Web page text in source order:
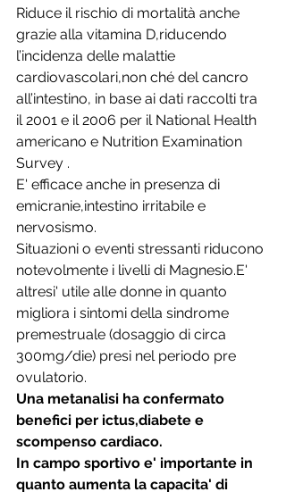
Riduce il rischio di mortalità anche
grazie alla vitamina D,riducendo
l’incidenza delle malattie
cardiovascolari,non ché del cancro
all’intestino, in base ai dati raccolti tra
il 2001 e il 2006 per il National Health
americano e Nutrition Examination
Survey .
E' efficace anche in presenza di
emicranie,intestino irritabile e
nervosismo.
Situazioni o eventi stressanti riducono
notevolmente i livelli di Magnesio.E'
altresi' utile alle donne in quanto
migliora i sintomi della sindrome
premestruale (dosaggio di circa
300mg/die) presi nel periodo pre
ovulatorio.
Una metanalisi ha confermato
benefici per ictus,diabete e
scompenso cardiaco.
In campo sportivo e' importante in
quanto aumenta la capacita' di